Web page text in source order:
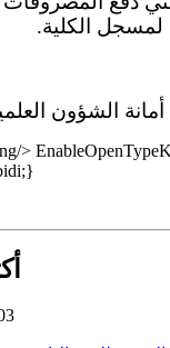
لمسجل الكلية.
أمانة الشؤون
>